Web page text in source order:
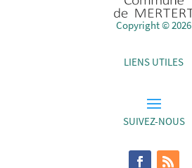
Copyright © 2026
LIENS UTILES
SUIVEZ-NOUS